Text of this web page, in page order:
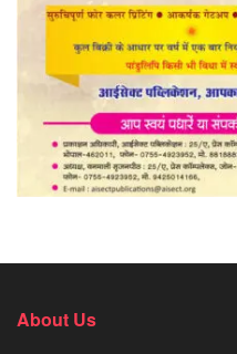
About Us